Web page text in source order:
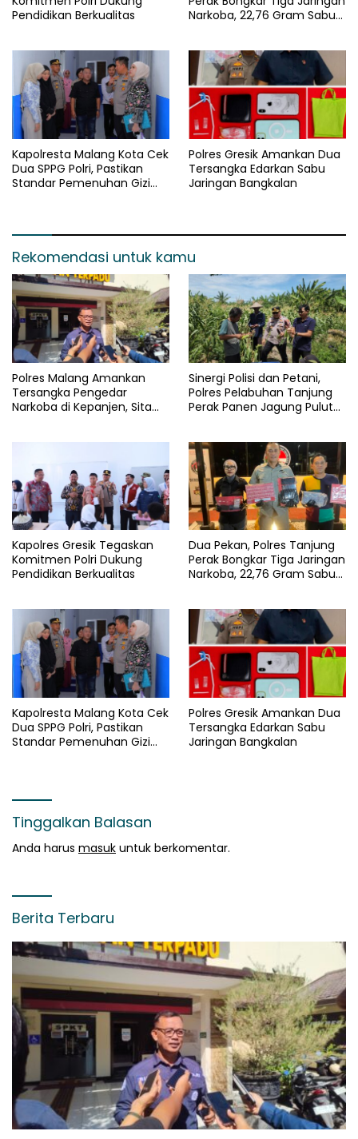
Pendidikan Berkualitas
Narkoba, 22,76 Gram Sabu
Kapolresta Malang Kota Cek
Dua SPPG Polri, Pastikan
Standar Pemenuhan Gizi
Polres Gresik Amankan Dua
Tersangka Edarkan Sabu
Jaringan Bangkalan
Rekomendasi untuk kamu
Polres Malang Amankan
Tersangka Pengedar
Narkoba di Kepanjen, Sita
Sinergi Polisi dan Petani,
Polres Pelabuhan Tanjung
Perak Panen Jagung Pulut
Kapolres Gresik Tegaskan
Komitmen Polri Dukung
Pendidikan Berkualitas
Dua Pekan, Polres Tanjung
Perak Bongkar Tiga Jaringan
Narkoba, 22,76 Gram Sabu
Kapolresta Malang Kota Cek
Dua SPPG Polri, Pastikan
Standar Pemenuhan Gizi
Polres Gresik Amankan Dua
Tersangka Edarkan Sabu
Jaringan Bangkalan
Tinggalkan Balasan
Anda harus masuk untuk berkomentar.
Berita Terbaru